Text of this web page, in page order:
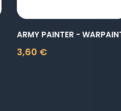
3,60 €
Prix